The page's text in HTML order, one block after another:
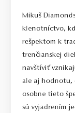
Mikuš
klenotníctvo,
rešpektom k
trenčianskej
navštíviť
ale aj hodnotu,
osobne tieto
sú vyjadrením